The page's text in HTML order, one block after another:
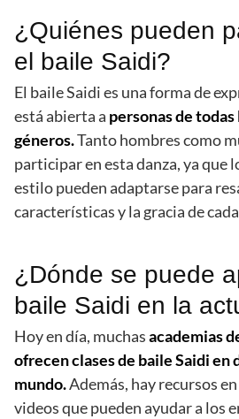
¿Quiénes pueden
el baile Saidi?
El baile Saidi es una forma de
está abierta a personas de todas
géneros.Tanto hombres como
participar en esta danza, ya que
estilo pueden adaptarse para
características y la gracia de
¿Dónde se puede
baile Saidi en la
Hoy en día, muchasacademias
ofrecen clases de baile Saidi
mundo.Además, hay recursos
videos que pueden ayudar a los